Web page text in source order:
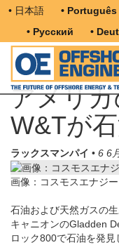
• 日本語 • Português
• Русский
•
アメリ
W&Tが
ラックスマンパイ • 6 6
画像：コスモスエナジー
石油および天然ガスの
キャニオンのGladden
ロック800で石油を発見